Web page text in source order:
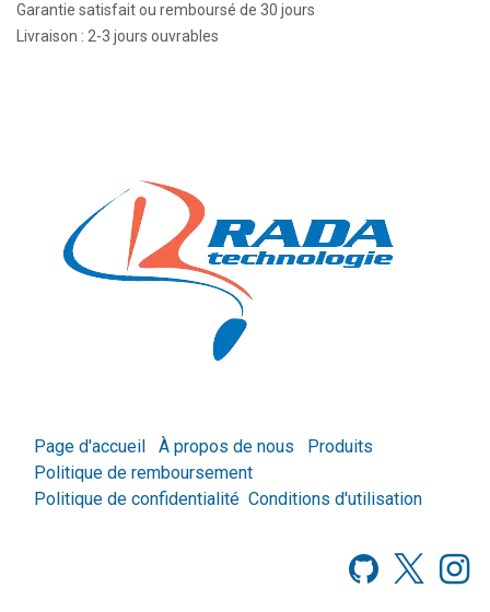
Garantie satisfait ou remboursé de 30 jours
Livraison : 2-3 jours ouvrables
Page d'accueil À propos de nous
Produits
Politique de remboursement
Politique de confidentialité Conditions d'utilisation